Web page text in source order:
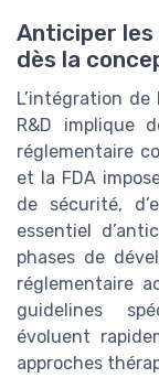
Anticiper
dès la
L’intégration
R&D implique
réglementaire
et la FDA
de sécurité,
essentiel
phases de
réglementaire
guidelines
évoluent
approches